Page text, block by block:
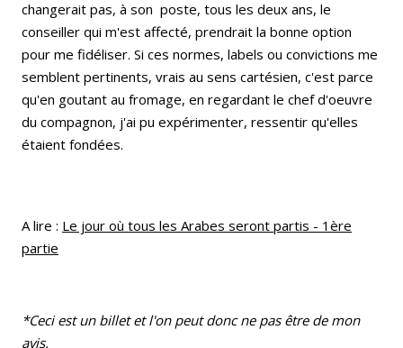
changerait pas, à son poste, tous les deux ans, le
conseiller qui m'est affecté, prendrait la bonne option
pour me fidéliser. Si ces normes, labels ou convictions me
semblent pertinents, vrais au sens cartésien, c'est parce
qu'en goutant au fromage, en regardant le chef d'oeuvre
du compagnon, j'ai pu expérimenter, ressentir qu'elles
étaient fondées.
A lire : Le jour où tous les Arabes seront partis - 1ère
partie
*Ceci est un billet et l'on peut donc ne pas être de mon
avis.